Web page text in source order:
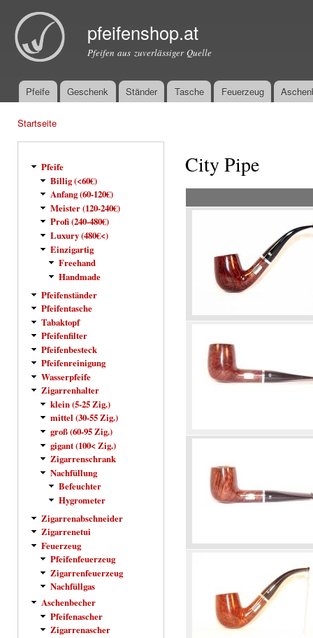
pfeifenshop.at
Pfeifen aus zuverlässiger Quelle
Hauptmenü
Pfeife Geschenk Ständer Tasche Feuerzeug
Startseite
Pfeife
Billig (<60€)
Anfang (60-120€)
Meister (120-240€)
Profi (240-480€)
Luxury (480€<)
Einzigartig
Freehand
Handmade
Pfeifenständer
Pfeifentasche
Tabaktopf
Pfeifenfilter
Pfeifenbesteck
Pfeifenreinigung
Wasserpfeife
Zigarrenhalter
klein (5-25 Zig.)
mittel (30-55 Zig.)
groß (60-95 Zig.)
gigant (100< Zig.)
Zigarrenschrank
Nachfüllung
Befeuchter
Hygrometer
Zigarrenabschneider
Zigarrenetui
Feuerzeug
Pfeifenfeuerzeug
Zigarrenfeuerzeug
Nachfüllgas
Aschenbecher
Pfeifenascher
Zigarrenascher
City Pipe